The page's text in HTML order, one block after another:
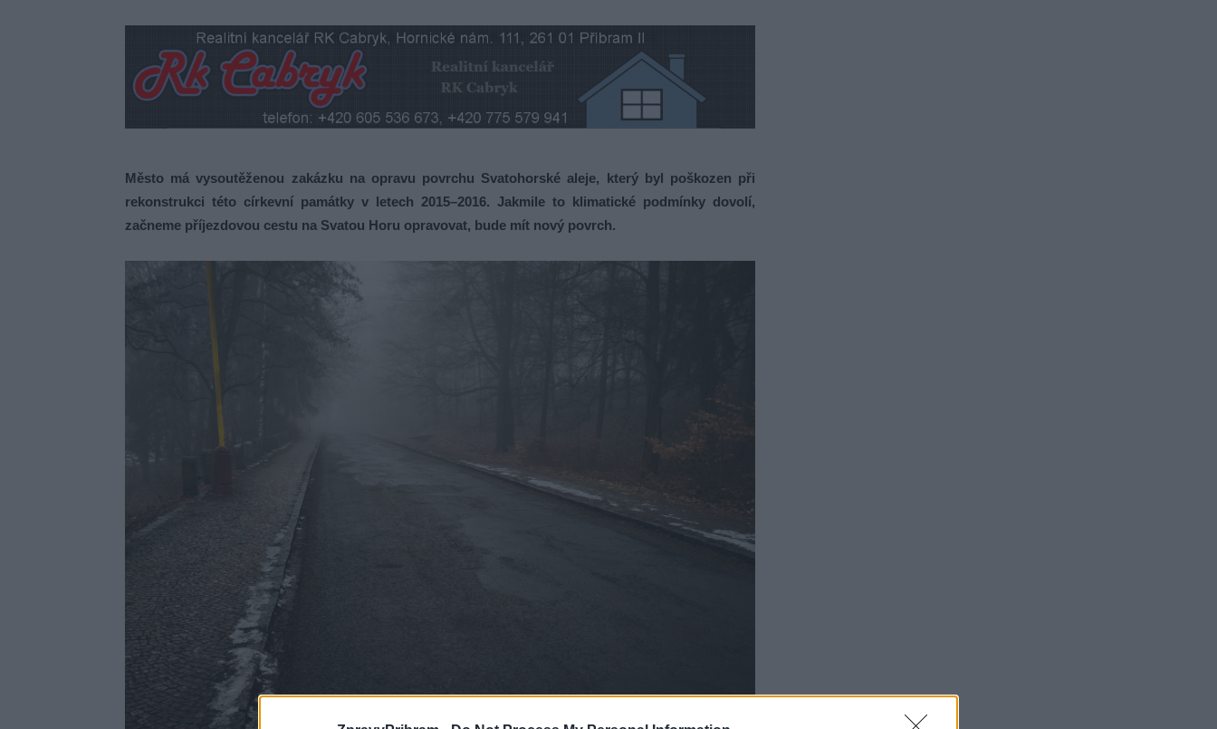
Město má vysoutěženou zakázku na opravu povrchu Svatohorské aleje, který byl poškozen při
rekonstrukci této církevní památky v letech 2015–2016. Jakmile to klimatické podmínky dovolí,
začneme příjezdovou cestu na Svatou Horu opravovat, bude mít nový povrch.